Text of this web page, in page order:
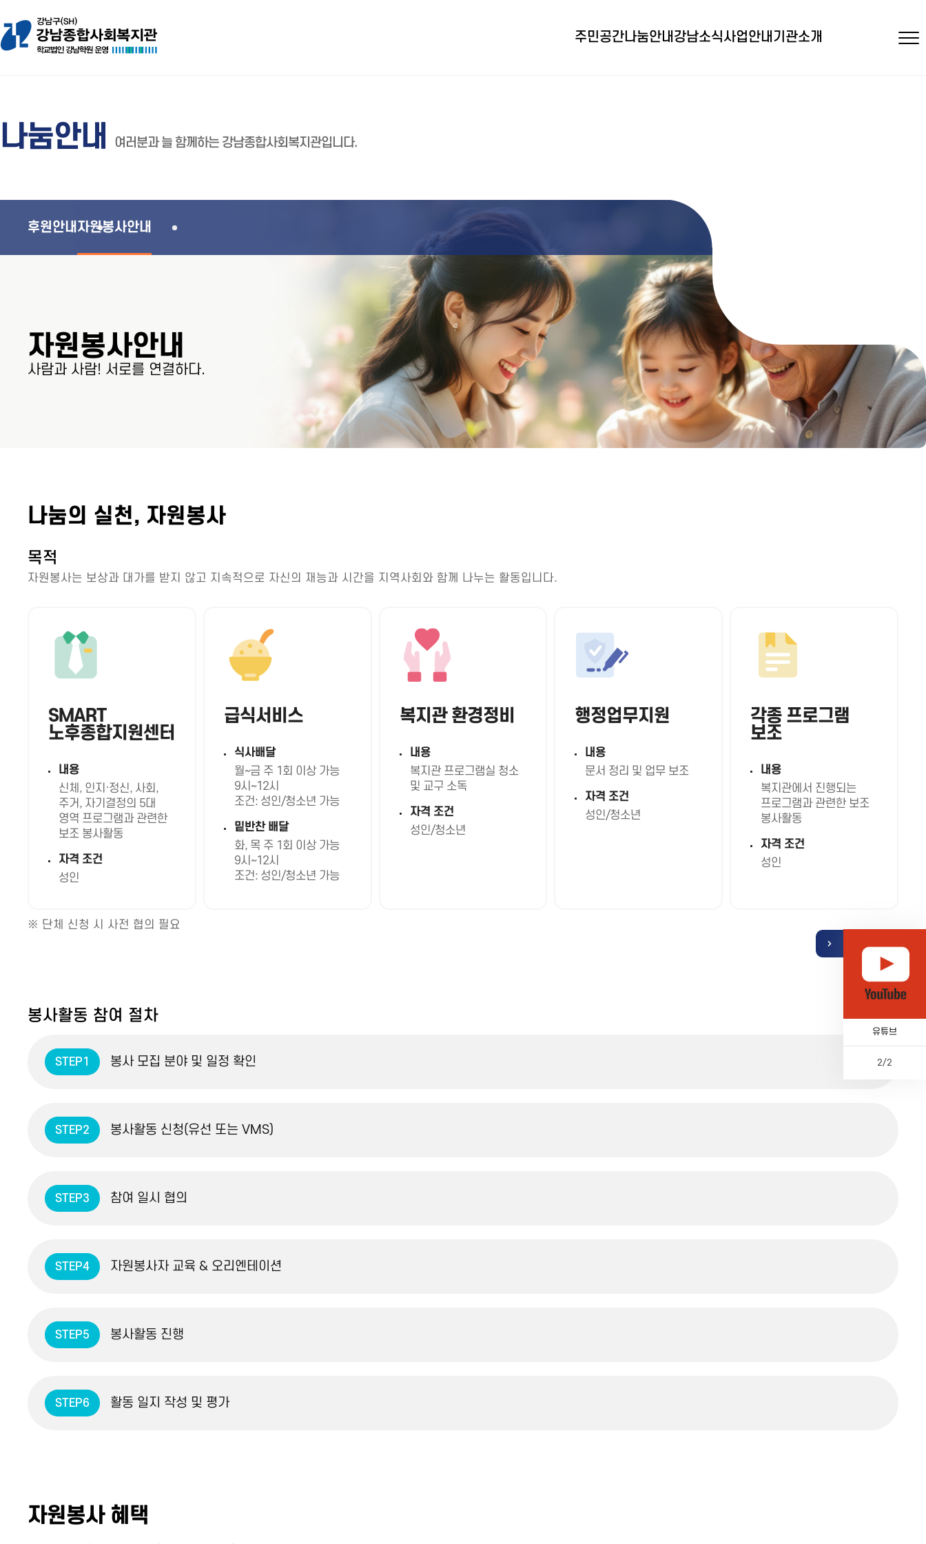
주민공간나눔안내 강남소식사업안내 기관소개
나눔안내 여러분과 늘 함께하는 강남종합사회복지관입니다.
후원안내 자원봉사안내
자원봉사안내
사람과 사람! 서로를 연결하다.
나눔의 실천, 자원봉사
목적
자원봉사는 보상과 대가를 받지 않고 지속적으로 자신의 재능과 시간을 지역사회와 함께 나누는 활동입니다.
SMART
노후종합지원센터
내용
신체, 인지·정신, 사회,
주거, 자기결정의 5대
영역 프로그램과 관련한
보조 봉사활동
자격 조건
성인
급식서비스
식사배달
월~금 주 1회 이상 가능
9시~12시
조건: 성인/청소년 가능
밑반찬 배달
화, 목 주 1회 이상 가능
9시~12시
조건: 성인/청소년 가능
복지관 환경정비
내용
복지관 프로그램실 청소
및 교구 소독
자격 조건
성인/청소년
행정업무지원
내용
문서 정리 및 업무 보조
자격 조건
성인/청소년
각종 프로그램
보조
내용
복지관에서 진행되는
프로그램과 관련한 보조
봉사활동
자격 조건
성인
※ 단체 신청 시 사전 협의 필요
봉사활동 참여 절차
STEP1 봉사 모집 분야 및 일정 확인
STEP2 봉사활동 신청(유선 또는 VMS)
STEP3 참여 일시 협의
STEP4 자원봉사자 교육 & 오리엔테이션
STEP5 봉사활동 진행
STEP6 활동 일지 작성 및 평가
자원봉사 혜택
유튜브
2
페
/
전
2